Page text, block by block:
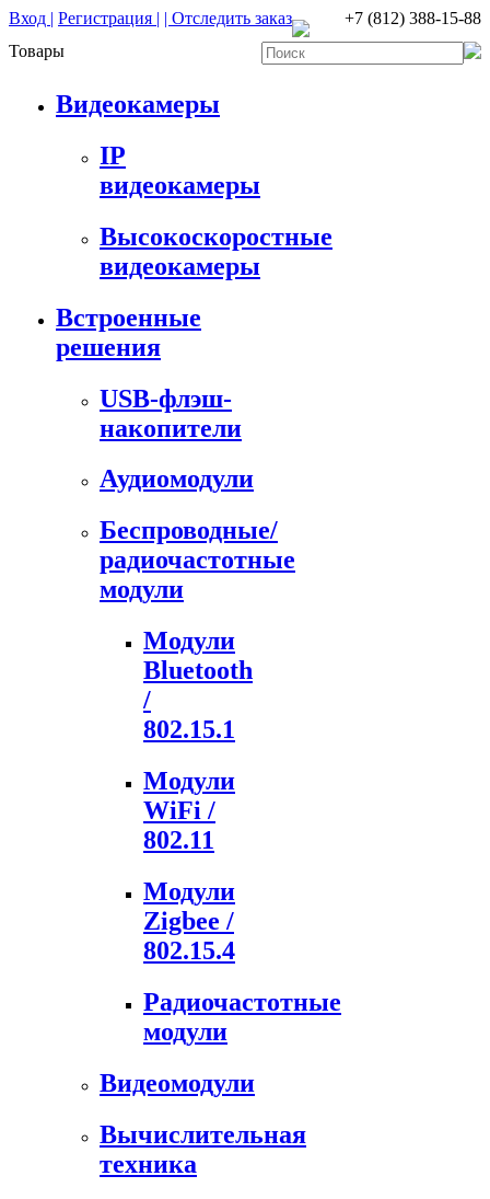
Вход | Регистрация | | Отследить заказ
+7 (812) 388-15-88
Товары
Видеокамеры
IP
видеокамеры
Высокоскоростные
видеокамеры
Встроенные
решения
USB-флэш-
накопители
Аудиомодули
Беспроводные/
радиочастотные
модули
Модули
Bluetooth
/
802.15.1
Модули
WiFi /
802.11
Модули
Zigbee /
802.15.4
Радиочастотные
модули
Видеомодули
Вычислительная
техника